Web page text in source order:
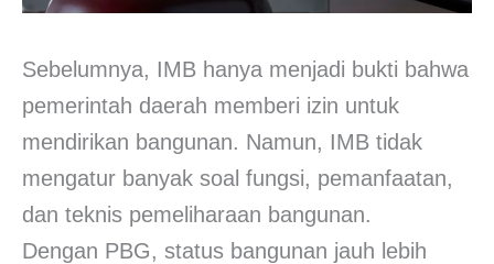
Sebelumnya, IMB hanya menjadi bukti bahwa
pemerintah daerah memberi izin untuk
mendirikan bangunan. Namun, IMB tidak
mengatur banyak soal fungsi, pemanfaatan,
dan teknis pemeliharaan bangunan.
Dengan PBG, status bangunan jauh lebih